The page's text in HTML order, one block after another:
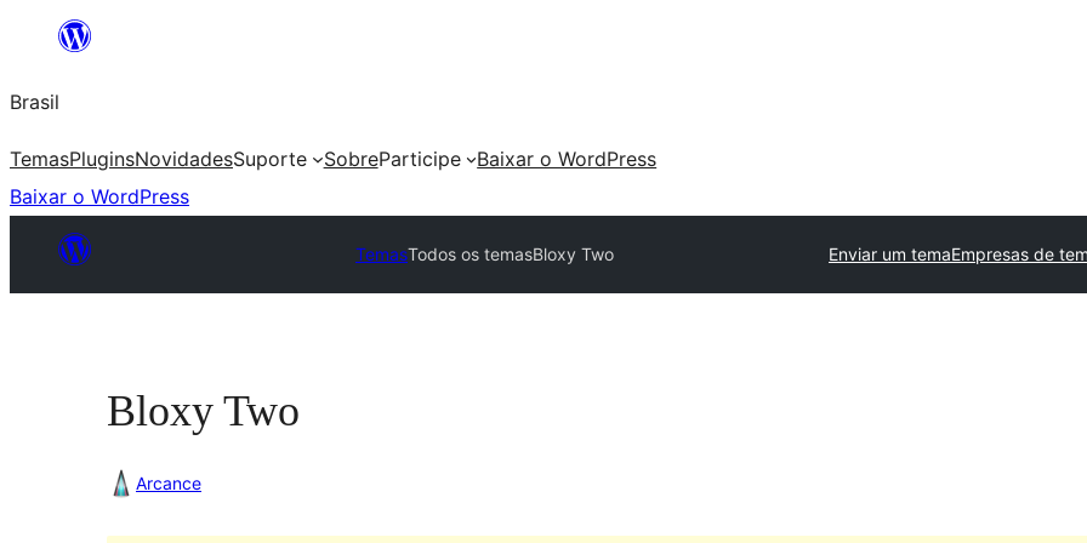
o
conteúdo
Brasil
TemasPluginsNovidadesSuporte SobreParticipe
Baixar o WordPress
Baixar o WordPress
TemasTodos os temasBloxy Two Enviar um temaEmpresas de
Bloxy Two
Arcance